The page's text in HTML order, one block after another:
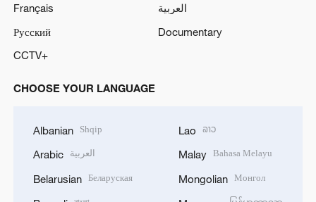
Français
العربية
Русский
Documentary
CCTV+
CHOOSE YOUR LANGUAGE
Albanian Shqip
Arabic العربية
Belarusian Беларуская
Lao ລາວ
Malay Bahasa Melayu
Mongolian Монгол